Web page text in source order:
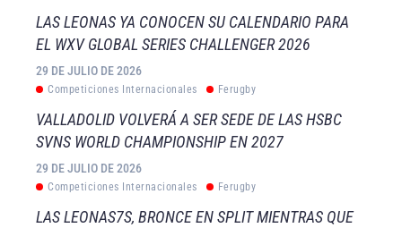
LAS LEONAS YA CONOCEN SU CALENDARIO PARA
EL WXV GLOBAL SERIES CHALLENGER 2026
29 DE JULIO DE 2026
Competiciones Internacionales Ferugby
VALLADOLID VOLVERÁ A SER SEDE DE LAS HSBC
SVNS WORLD CHAMPIONSHIP EN 2027
29 DE JULIO DE 2026
Competiciones Internacionales Ferugby
LAS LEONAS7S, BRONCE EN SPLIT MIENTRAS QUE